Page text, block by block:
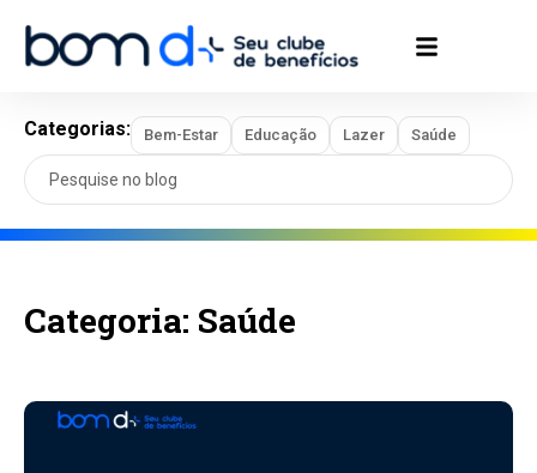
Categorias: Bem-Estar Educação Lazer
Saúde
Search
for:
Categoria: Saúde